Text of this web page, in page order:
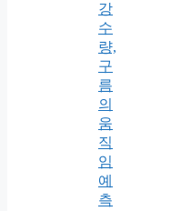
강
수
량,
구
름
의
움
직
임
예
측